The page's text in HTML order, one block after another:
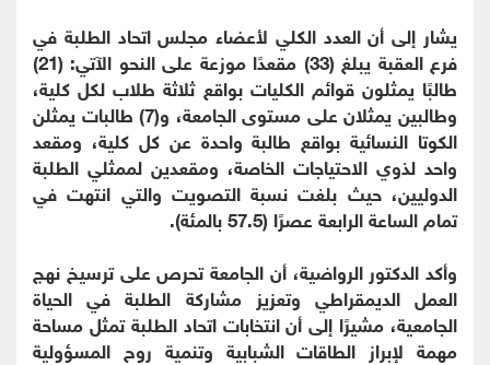
يشار إلى أن العدد الكلي لأعضاء مجلس اتحاد الطلبة في
فرع العقبة يبلغ (33) مقعدًا موزعة على النحو الآتي: (21)
طالبًا يمثلون قوائم الكليات بواقع ثلاثة طلاب لكل كلية،
وطالبين يمثلان على مستوى الجامعة، و(7) طالبات يمثلن
الكوتا النسائية بواقع طالبة واحدة عن كل كلية، ومقعد
واحد لذوي الاحتياجات الخاصة، ومقعدين لممثلي الطلبة
الدوليين، حيث بلغت نسبة التصويت والتي انتهت في
تمام الساعة الرابعة عصرًا (57.5 بالمئة).
وأكد الدكتور الرواضية، أن الجامعة تحرص على ترسيخ نهج
العمل الديمقراطي وتعزيز مشاركة الطلبة في الحياة
الجامعية، مشيرًا إلى أن انتخابات اتحاد الطلبة تمثل مساحة
مهمة لإبراز الطاقات الشبابية وتنمية روح المسؤولية